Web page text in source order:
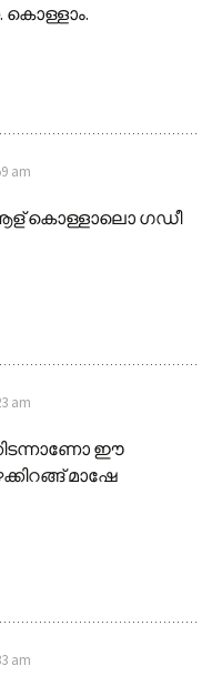
am
ആള്‌ കൊള്ളാലൊ ഗഡീ
am
ഈ
മാഷേ
am